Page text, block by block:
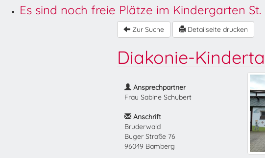
Es sind noch freie Plätze im Kindergarten
Zur Suche Detailseite drucken
Diakonie-
Ansprechpartner
Frau Sabine Schubert
Anschrift
Bruderwald
Buger Straße 76
96049 Bamberg